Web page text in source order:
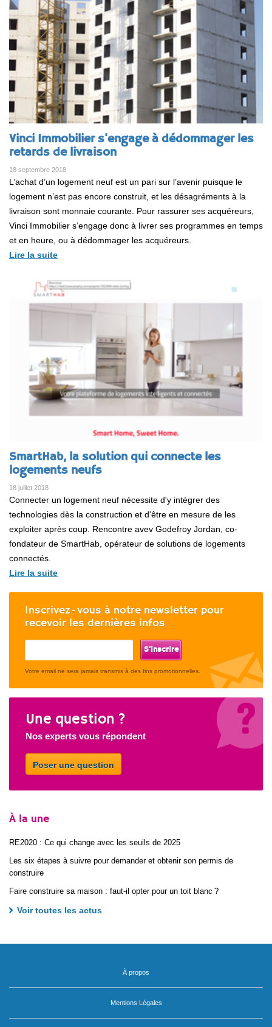
Vinci Immobilier s'engage à dédommager les
retards de livraison
18 septembre 2018
L’achat d’un logement neuf est un pari sur l’avenir puisque le
logement n’est pas encore construit, et les désagréments à la
livraison sont monnaie courante. Pour rassurer ses acquéreurs,
Vinci Immobilier s’engage donc à livrer ses programmes en temps
et en heure, ou à dédommager les acquéreurs.
Lire la suite
SmartHab, la solution qui connecte les
logements neufs
18 juillet 2018
Connecter un logement neuf nécessite d'y intégrer des
technologies dès la construction et d'être en mesure de les
exploiter après coup. Rencontre avev Godefroy Jordan, co-
fondateur de SmartHab, opérateur de solutions de logements
connectés.
Lire la suite
Inscrivez-vous à notre newsletter pour
recevoir les dernières infos
you
are
this
field
Votre email ne sera jamais transmis à des fins promotionnelles.
Une question ?
Nos experts vous répondent
Poser une question
À la une
RE2020 : Ce qui change avec les seuils de 2025
Les six étapes à suivre pour demander et obtenir son permis de
construire
Faire construire sa maison : faut-il opter pour un toit blanc ?
Voir toutes les actus
À propos
Mentions Légales